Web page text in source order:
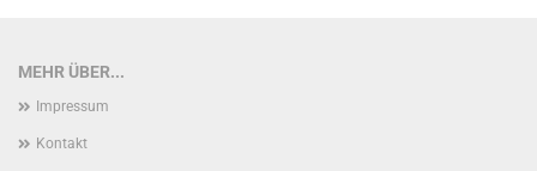
MEHR ÜBER...
Impressum
Kontakt